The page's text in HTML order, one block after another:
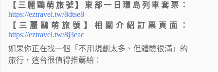
【三麗鷗萌旅號】東部一日環島列車套票：
https://eztravel.tw/8dtse8
【三麗鷗萌旅號】相關介紹訂票頁面：
https://eztravel.tw/8j3eac
如果你正在找一個「不用規劃太多、但體驗很滿」的
旅行，這台很值得推薦給：